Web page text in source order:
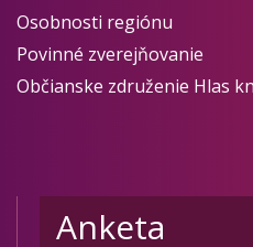
Osobnosti regiónu
Povinné zverejňovanie
Občianske združenie Hlas
Anketa